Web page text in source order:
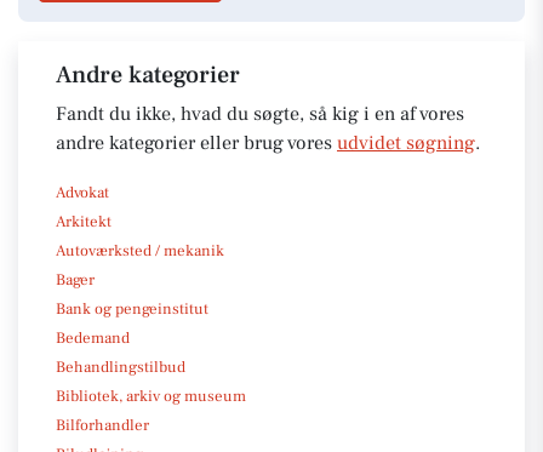
Andre kategorier
Fandt du ikke, hvad du søgte, så kig i en af vores
andre kategorier eller brug vores udvidet søgning.
Advokat
Arkitekt
Autoværksted / mekanik
Bager
Bank og pengeinstitut
Bedemand
Behandlingstilbud
Bibliotek, arkiv og museum
Bilforhandler